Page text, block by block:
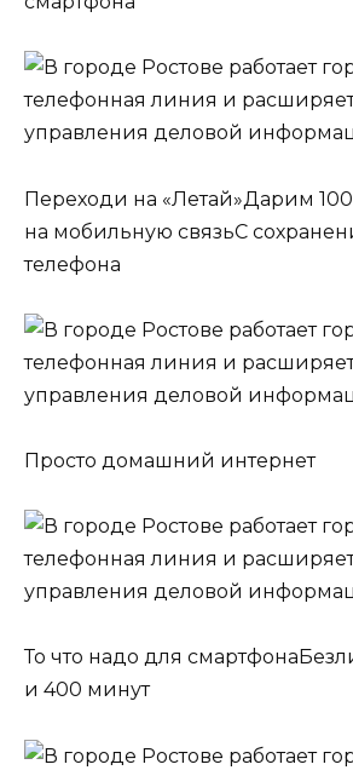
Переходи на «Летай»Дарим
на мобильную связьС
телефона
Просто домашний интернет
То что надо для
и 400 минут